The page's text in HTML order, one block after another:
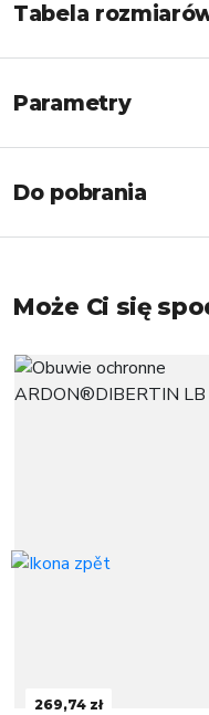
Tabela
Parametry
Do pobrania
Może Ci się
269,74 zł